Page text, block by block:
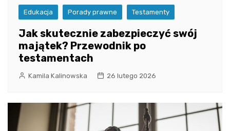
Edukacja Porady prawne Testamenty
Jak skutecznie zabezpieczyć swój
majątek? Przewodnik po
testamentach
Kamila Kalinowska 26 lutego 2026